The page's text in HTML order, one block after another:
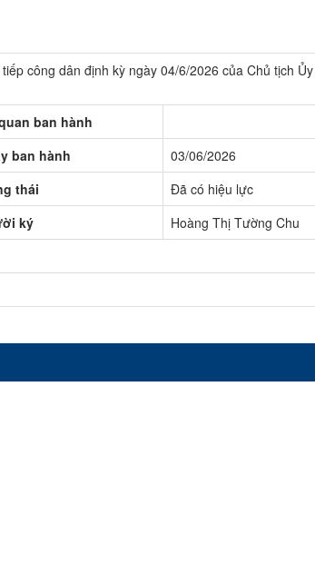
công dân định kỳ ngày 04/6/2026 của Chủ tịch
ban hành
ban hành
03/06/2026
thái
Đã có hiệu lực
ký
Hoàng Thị Tường Chu